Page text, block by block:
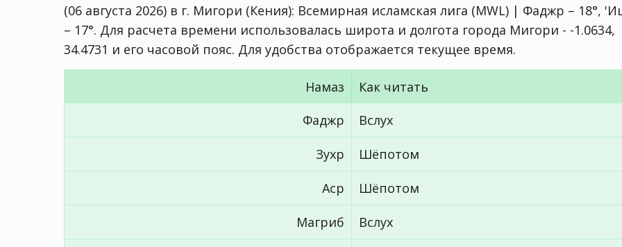
(06 августа 2026) в г. Мигори (Кения): Всемирная исламская лига (MWL) | Фаджр – 18°,
– 17°. Для расчета времени использовалась широта и долгота города Мигори - -1.0634,
34.4731 и его часовой пояс. Для удобства отображается текущее время.
Намаз
Как читать
Фаджр
Вслух
Зухр Шёпотом
Аср Шёпотом
Магриб Вслух